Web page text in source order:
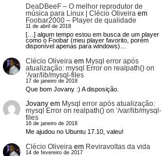
DeaDBeeF – O melhor reprodutor de
música para Linux | Clécio Oliveira em
Foobar2000 – Player de qualidade
11 de abril de 2018
[…] algum tempo estou em busca de um player
como o Foobar (meu player favorito, porém
disponível apenas para windows)…
Clécio Oliveira em Mysql error após
atualização: mysql Error on realpath() on
‘/var/lib/mysql-files
17 de janeiro de 2018
Que bom Jovany :) A disposição.
Jovany em Mysql error após atualização:
mysql Error on realpath() on ‘/var/lib/mysql-
files
16 de janeiro de 2018
Me ajudou no Ubuntu 17.10, valeu!
Clécio Oliveira em Reviravoltas da vida
14 de fevereiro de 2017